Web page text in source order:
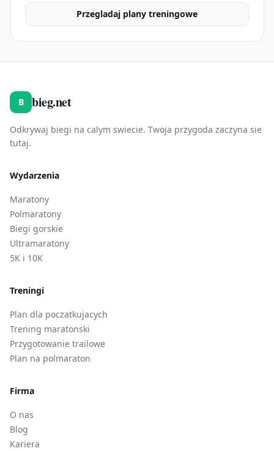
Przegladaj plany treningowe
B bieg.net
Odkrywaj biegi na calym swiecie. Twoja przygoda zaczyna sie
tutaj.
Wydarzenia
Maratony
Polmaratony
Biegi gorskie
Ultramaratony
5K i 10K
Treningi
Plan dla poczatkujacych
Trening maratonski
Przygotowanie trailowe
Plan na polmaraton
Firma
O nas
Blog
Kariera